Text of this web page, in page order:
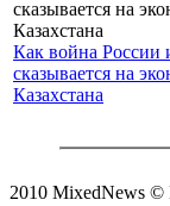
Как война России
сказывается на
Казахстана
2010 MixedNews